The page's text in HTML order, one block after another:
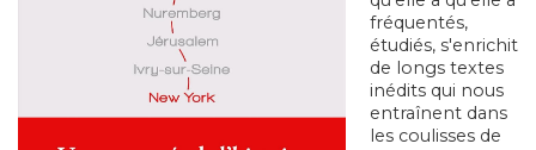
fréquentés,
étudiés, s'enrichit
de longs textes
inédits qui nous
entraînent dans
les coulisses de